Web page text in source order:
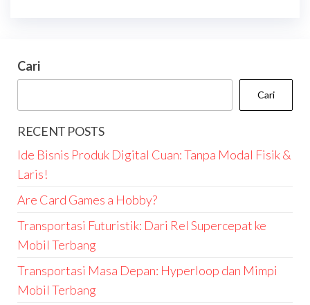
Cari
Cari
RECENT POSTS
Ide Bisnis Produk Digital Cuan: Tanpa Modal Fisik &
Laris!
Are Card Games a Hobby?
Transportasi Futuristik: Dari Rel Supercepat ke
Mobil Terbang
Transportasi Masa Depan: Hyperloop dan Mimpi
Mobil Terbang